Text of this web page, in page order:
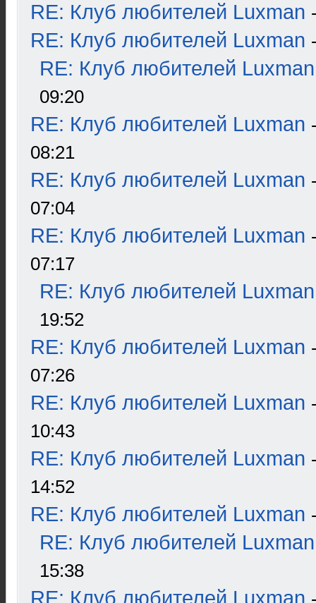
RE: Клуб любителей Luxman
RE: Клуб любителей Luxman
RE: Клуб любителей Luxman
09:20
RE: Клуб любителей Luxman
08:21
RE: Клуб любителей Luxman
07:04
RE: Клуб любителей Luxman
07:17
RE: Клуб любителей Luxman
19:52
RE: Клуб любителей Luxman
07:26
RE: Клуб любителей Luxman
10:43
RE: Клуб любителей Luxman
14:52
RE: Клуб любителей Luxman
RE: Клуб любителей Luxman
15:38
RE: Клуб любителей Luxman